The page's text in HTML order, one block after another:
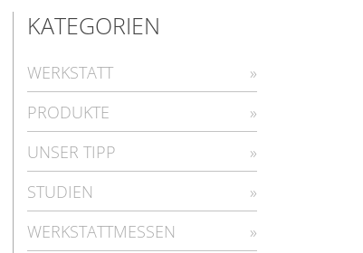
KATEGORIEN
WERKSTATT
PRODUKTE
UNSER TIPP
STUDIEN
WERKSTATTMESSEN